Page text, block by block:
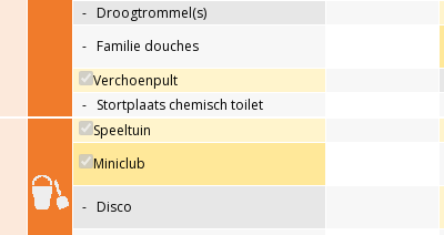
- Droogtrommel(s)
- Familie douches
Verchoenpult
- Stortplaats chemisch toilet
Speeltuin
Miniclub
- Disco